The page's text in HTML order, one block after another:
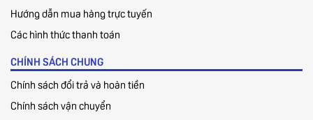
Hướng dẫn mua hàng trực tuyến
Các hình thức thanh toán
CHÍNH SÁCH CHUNG
Chính sách đổi trả và hoàn tiền
Chính sách vận chuyển